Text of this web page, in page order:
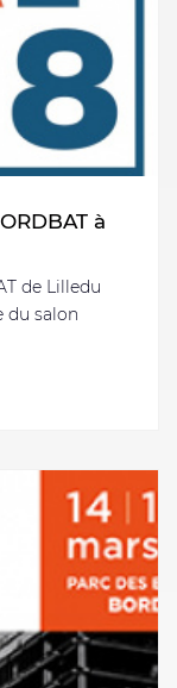
à
de Lilledu
du salon